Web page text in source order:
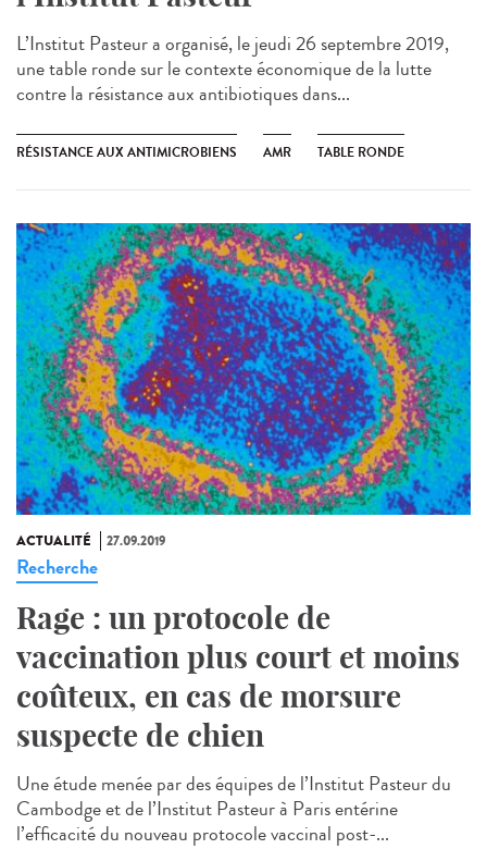
L’Institut Pasteur a organisé, le jeudi 26 septembre 2019,
une table ronde sur le contexte économique de la lutte
contre la résistance aux antibiotiques dans...
RÉSISTANCE AUX ANTIMICROBIENS AMR TABLE RONDE
ACTUALITÉ 27.09.2019
Recherche
Rage : un protocole de
vaccination plus court et moins
coûteux, en cas de morsure
suspecte de chien
Une étude menée par des équipes de l’Institut Pasteur du
Cambodge et de l’Institut Pasteur à Paris entérine
l’efficacité du nouveau protocole vaccinal post-...